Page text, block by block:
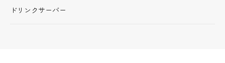
ドリンクサーバー